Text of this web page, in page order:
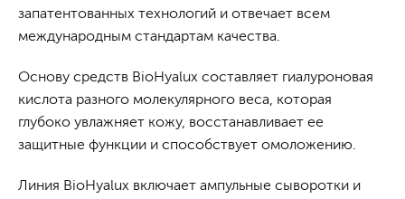
запатентованных технологий и отвечает всем
международным стандартам качества.
Основу средств BioHyalux составляет гиалуроновая
кислота разного молекулярного веса, которая
глубоко увлажняет кожу, восстанавливает ее
защитные функции и способствует омоложению.
Линия BioHyalux включает ампульные сыворотки и